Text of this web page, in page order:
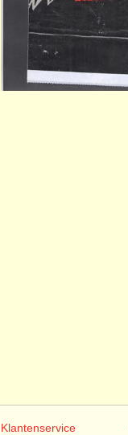
Klantenservice